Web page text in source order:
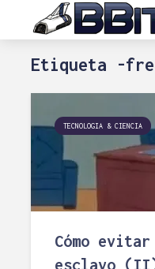
Etiqueta -
TECNOLOGIA & CIENCIA
Cómo
esclavo